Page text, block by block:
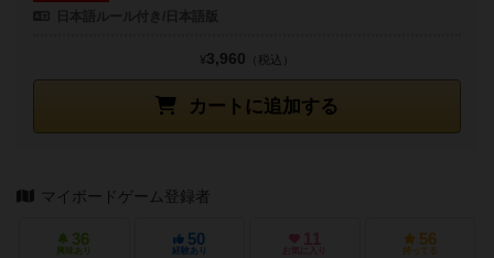
カートに追加する
¥3,960 （税込）
マイボードゲーム登録者
36
興味あり
50
経験あり
11
お気に入り
56
持ってる